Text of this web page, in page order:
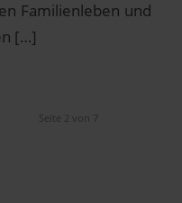
Familienleben und
[…]
Seite 2 von 7